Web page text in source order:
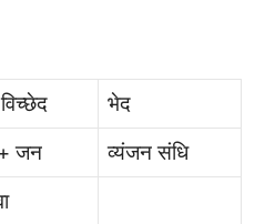
भेद
जन
व्यंजन संधि